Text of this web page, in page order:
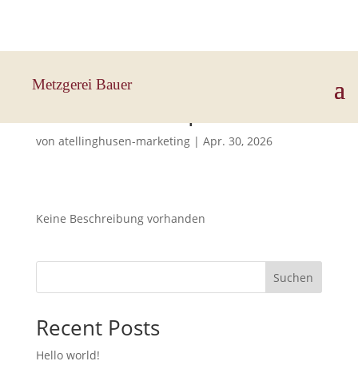
Metzgerei Bauer
von atellinghusen-marketing| Apr. 30, 2026
Keine Beschreibung vorhanden
Suchen
Recent Posts
Hello world!